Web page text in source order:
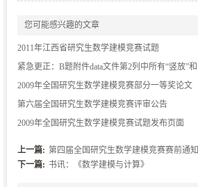
您可能感兴趣的文章
2011年江西省研究生数学建模竞赛试题
紧急更正：B题附件data文件第2列中所有“竖放”和
“立放”的文字互换
2009年全国研究生数学建模竞赛部分一等奖论文
第六届全国研究生数学建模竞赛评审公告
2009年全国研究生数学建模竞赛试题发布页面
上一篇: 第四届全国研究生数学建模竞赛赛前通知
下一篇: 书讯：《数学建模与计算》